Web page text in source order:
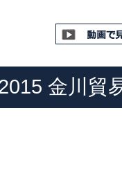
金川貿